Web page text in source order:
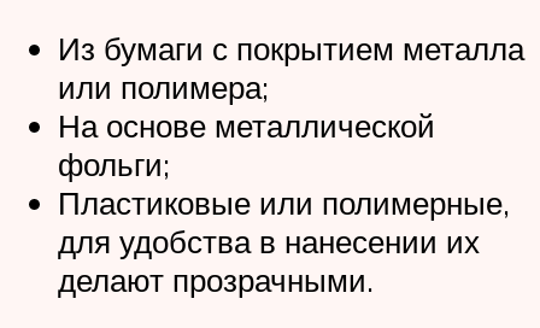
Из бумаги с покрытием металла
или полимера;
На основе металлической
фольги;
Пластиковые или полимерные,
для удобства в нанесении их
делают прозрачными.